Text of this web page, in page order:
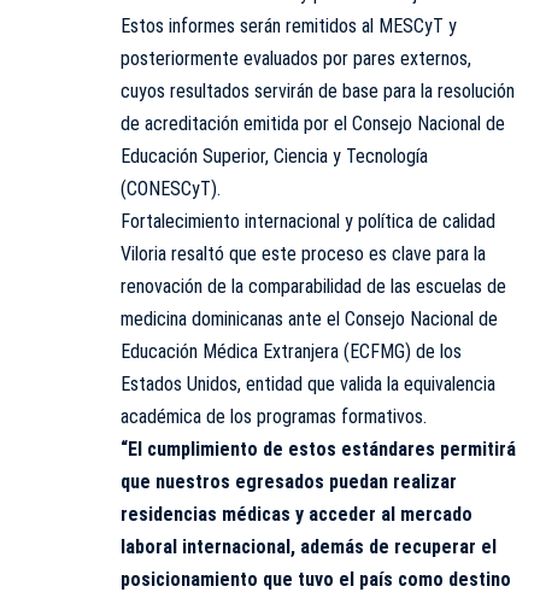
Estos informes serán remitidos al MESCyT y
posteriormente evaluados por pares externos,
cuyos resultados servirán de base para la resolución
de acreditación emitida por el Consejo Nacional de
Educación Superior, Ciencia y Tecnología
(CONESCyT).
Fortalecimiento internacional y política de calidad
Viloria resaltó que este proceso es clave para la
renovación de la comparabilidad de las escuelas de
medicina dominicanas ante el Consejo Nacional de
Educación Médica Extranjera (ECFMG) de los
Estados Unidos, entidad que valida la equivalencia
académica de los programas formativos.
“El cumplimiento de estos estándares permitirá
que nuestros egresados puedan realizar
residencias médicas y acceder al mercado
laboral internacional, además de recuperar el
posicionamiento que tuvo el país como destino